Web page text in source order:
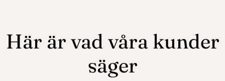
Här är vad våra kunder
säger